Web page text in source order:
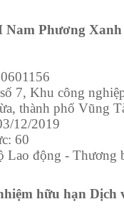
Nam Phương Xanh
7, Khu công
thành phố Vũng
12/2019
60
Lao động - Thương
hữu hạn Dịch